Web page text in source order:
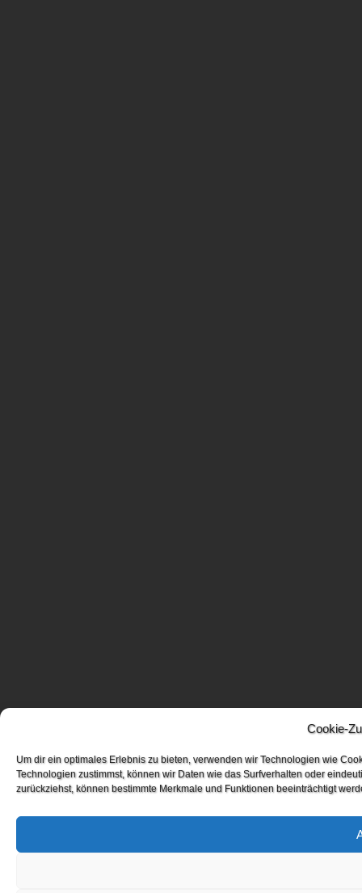
Cookie-
Um dir ein optimales Erlebnis zu bieten, verwenden wir Technologien wie
Technologien zustimmst, können wir Daten wie das Surfverhalten oder
zurückziehst, können bestimmte Merkmale und Funktionen beeinträchtigt